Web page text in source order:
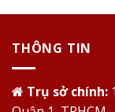
THÔNG TIN
Trụ sở chính: